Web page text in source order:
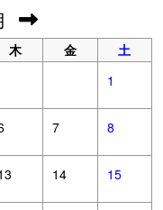
木 金
土
1
7 8
14 15